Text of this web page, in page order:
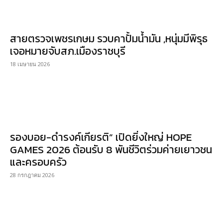
สายตรวจเพชรเกษม รวบคาปั้มน้ำมัน ,หนุ่มมีพิรุธ
เจอหมายจับสภ.เมืองราชบุรี
18 เมษายน 2026
รองบอย-ดำรงค์เกียรติ” เปิดยิ่งใหญ่ HOPE
GAMES 2026 ต้อนรับ 8 พันชีวิตร่วมค่ายเยาวชน
และครอบครัว
28 กรกฎาคม 2026